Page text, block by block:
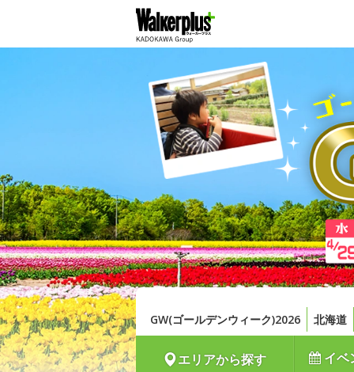
GW(ゴールデンウィーク)2026 北海道
エリアから探す イベ